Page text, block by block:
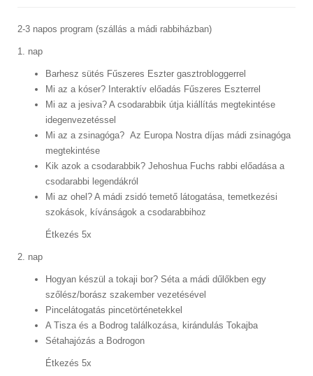
2-3 napos program (szállás a mádi rabbiházban)
1. nap
Barhesz sütés Fűszeres Eszter gasztrobloggerrel
Mi az a kóser? Interaktív előadás Fűszeres Eszterrel
Mi az a jesiva? A csodarabbik útja kiállítás megtekintése
idegenvezetéssel
Mi az a zsinagóga? Az Europa Nostra díjas mádi zsinagóga
megtekintése
Kik azok a csodarabbik? Jehoshua Fuchs rabbi előadása a
csodarabbi legendákról
Mi az ohel? A mádi zsidó temető látogatása, temetkezési
szokások, kívánságok a csodarabbihoz
Étkezés 5x
2. nap
Hogyan készül a tokaji bor? Séta a mádi dűlőkben egy
szőlész/borász szakember vezetésével
Pincelátogatás pincetörténetekkel
A Tisza és a Bodrog találkozása, kirándulás Tokajba
Sétahajózás a Bodrogon
Étkezés 5x